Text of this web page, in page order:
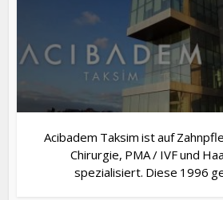
Acibadem Taksim ist auf
Chirurgie, PMA / IVF und
spezialisiert. Diese 1996